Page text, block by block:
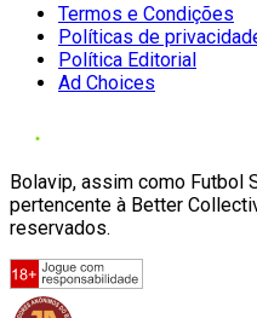
Termos e Condições
Políticas de
Política Editorial
Ad Choices
Bolavip, assim como Futbol
pertencente à Better
reservados.